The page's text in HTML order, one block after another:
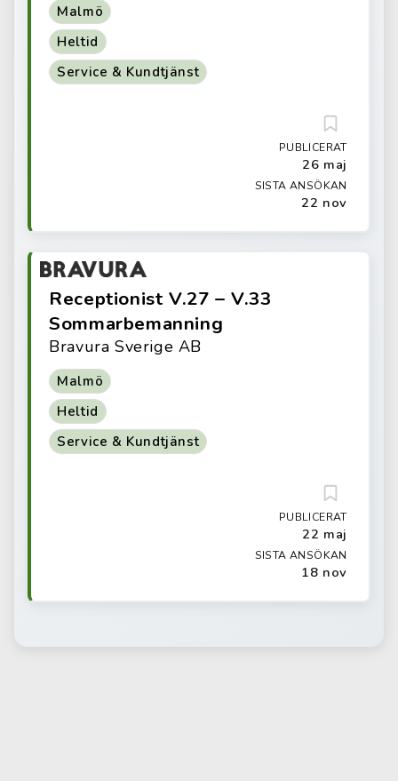
Malmö
Heltid
Service & Kundtjänst
PUBLICERAT
26 maj
SISTA ANSÖKAN
22 nov
Receptionist V.27 – V.33
Sommarbemanning
Bravura Sverige AB
Malmö
Heltid
Service & Kundtjänst
PUBLICERAT
22 maj
SISTA ANSÖKAN
18 nov